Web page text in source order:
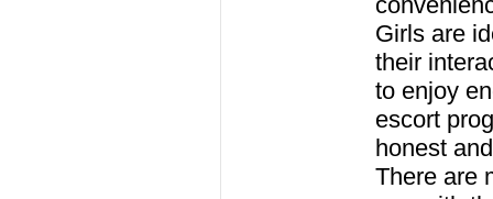
Girls are
their
to enjoy
escort
honest
There are